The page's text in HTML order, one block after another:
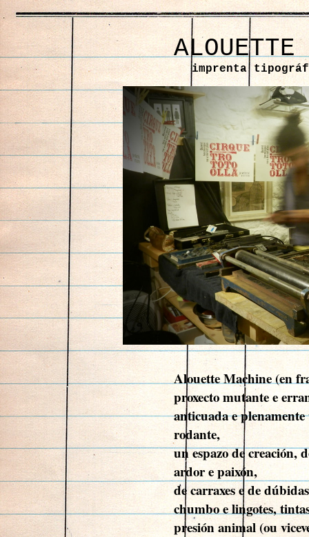
ALOUETTE
imprenta
Alouette Machine (en
proxecto mutante e
anticuada e
rodante,
un espazo de creación,
ardor e paixón,
de carraxes e de
chumbo e lingotes,
presión animal (ou